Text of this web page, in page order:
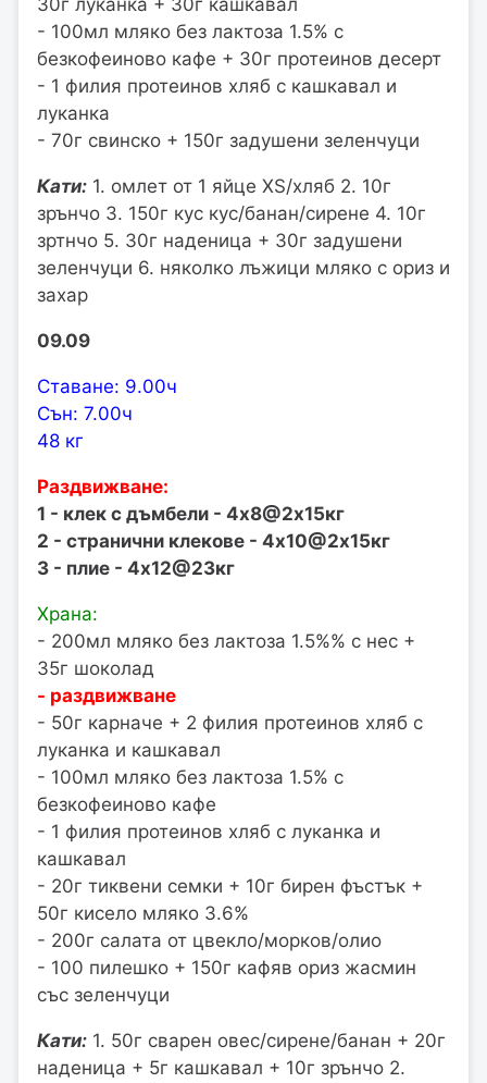
30г луканка + 30г кашкавал
- 100мл мляко без лактоза 1.5% с
безкофеиново кафе + 30г протеинов десерт
- 1 филия протеинов хляб с кашкавал и
луканка
- 70г свинско + 150г задушени зеленчуци
Кати: 1. омлет от 1 яйце XS/хляб 2. 10г
зрънчо 3. 150г кус кус/банан/сирене 4. 10г
зртнчо 5. 30г наденица + 30г задушени
зеленчуци 6. няколко лъжици мляко с ориз и
захар
09.09
Ставане: 9.00ч
Сън: 7.00ч
48 кг
Раздвижване:
1 - клек с дъмбели - 4х8@2х15кг
2 - странични клекове - 4х10@2х15кг
3 - плие - 4х12@23кг
Храна:
- 200мл мляко без лактоза 1.5%% с нес +
35г шоколад
- раздвижване
- 50г карначе + 2 филия протеинов хляб с
луканка и кашкавал
- 100мл мляко без лактоза 1.5% с
безкофеиново кафе
- 1 филия протеинов хляб с луканка и
кашкавал
- 20г тиквени семки + 10г бирен фъстък +
50г кисело мляко 3.6%
- 200г салата от цвекло/морков/олио
- 100 пилешко + 150г кафяв ориз жасмин
със зеленчуци
Кати: 1. 50г сварен овес/сирене/банан + 20г
наденица + 5г кашкавал + 10г зрънчо 2.